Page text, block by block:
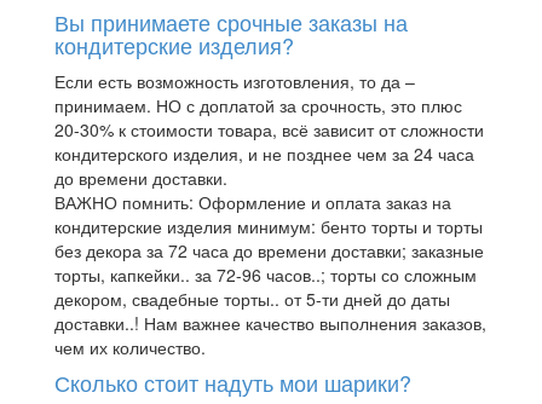
Вы принимаете срочные заказы на
кондитерские изделия?
Если есть возможность изготовления, то да –
принимаем. НО с доплатой за срочность, это плюс
20-30% к стоимости товара, всё зависит от сложности
кондитерского изделия, и не позднее чем за 24 часа
до времени доставки.
ВАЖНО помнить: Оформление и оплата заказ на
кондитерские изделия минимум: бенто торты и торты
без декора за 72 часа до времени доставки; заказные
торты, капкейки.. за 72-96 часов..; торты со сложным
декором, свадебные торты.. от 5-ти дней до даты
доставки..! Нам важнее качество выполнения заказов,
чем их количество.
Сколько стоит надуть мои шарики?